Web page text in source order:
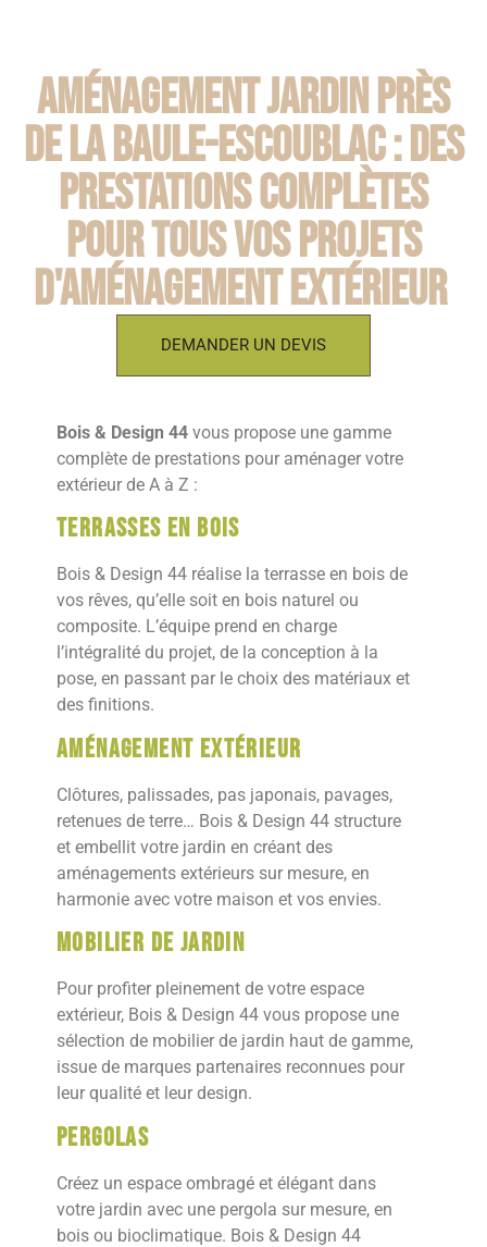
Aménagement jardin près
de La Baule-Escoublac : des
prestations complètes
pour tous vos projets
d'aménagement extérieur
DEMANDER UN DEVIS
Bois & Design 44 vous propose une gamme
complète de prestations pour aménager votre
extérieur de A à Z :
Terrasses en bois
Bois & Design 44 réalise la terrasse en bois de
vos rêves, qu’elle soit en bois naturel ou
composite. L’équipe prend en charge
l’intégralité du projet, de la conception à la
pose, en passant par le choix des matériaux et
des finitions.
Aménagement extérieur
Clôtures, palissades, pas japonais, pavages,
retenues de terre… Bois & Design 44 structure
et embellit votre jardin en créant des
aménagements extérieurs sur mesure, en
harmonie avec votre maison et vos envies.
Mobilier de jardin
Pour profiter pleinement de votre espace
extérieur, Bois & Design 44 vous propose une
sélection de mobilier de jardin haut de gamme,
issue de marques partenaires reconnues pour
leur qualité et leur design.
Pergolas
Créez un espace ombragé et élégant dans
votre jardin avec une pergola sur mesure, en
bois ou bioclimatique. Bois & Design 44